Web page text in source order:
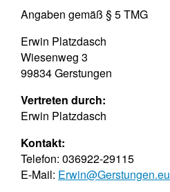
Angaben gemäß § 5 TMG
Erwin Platzdasch
Wiesenweg 3
99834 Gerstungen
Vertreten durch:
Erwin Platzdasch
Kontakt:
Telefon: 036922-29115
E-Mail: Erwin@Gerstungen.eu